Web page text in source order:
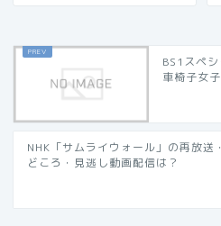
BS1スペ
車椅子女
NHK「サムライウォール」の再放送
どころ・見逃し動画配信は？